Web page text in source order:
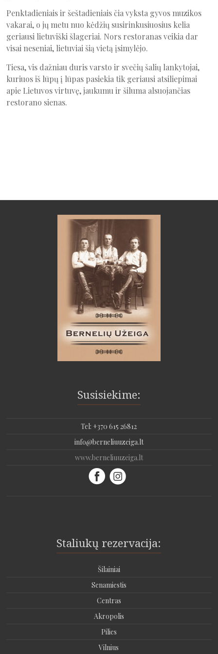
Penktadieniais ir šeštadieniais čia vyksta gyvos muzikos
vakarai, o jų metu nuo kėdžių susirinkusiuosius kelia
geriausi lietuviški šlageriai. Nors restoranas veikia dar
visai neseniai, lietuviai šią vietą įsimylėjo.
Tiesa, vis dažniau duris varsto ir svečių šalių lankytojai,
kuriuos iš lūpų į lūpas pasiekia tik geriausi atsiliepimai
apie Lietuvos virtuvę, jaukumu ir šiluma alsuojančias
restorano sienas.
Susisiekime:
Tel: +370 615 26812
info@berneliuuzeiga.lt
www.berneliuuzeiga.lt
Staliukų rezervacija:
Šilainiai
Senamiestis
Centras
Akropolis
Pilies
Vilnius